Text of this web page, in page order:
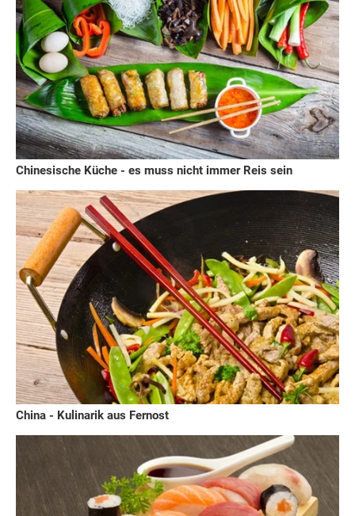
Chinesische Küche - es muss nicht immer Reis sein
China - Kulinarik aus Fernost